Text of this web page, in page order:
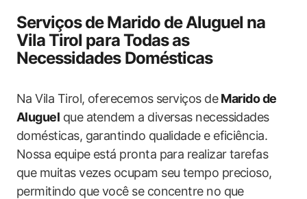
Serviços de Marido de Aluguel na
Vila Tirol para Todas as
Necessidades Domésticas
Na Vila Tirol, oferecemos serviços deMarido de
Aluguel que atendem a diversas necessidades
domésticas, garantindo qualidade e eficiência.
Nossa equipe está pronta para realizar tarefas
que muitas vezes ocupam seu tempo precioso,
permitindo que você se concentre no que